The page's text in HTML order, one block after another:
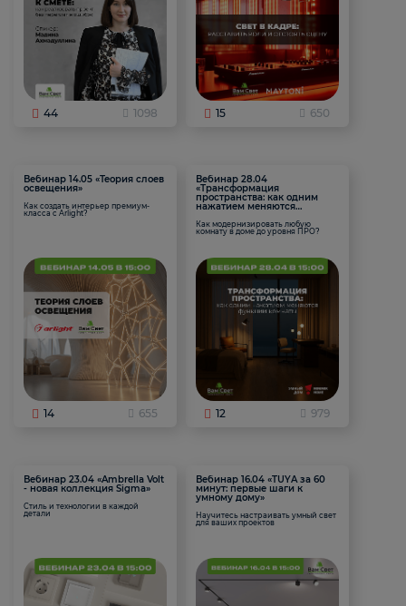
44 1098 15 650
Вебинар 14.05 «Теория слоев
освещения»
Как создать интерьер премиум-
класса с Arlight?
14 655
Вебинар 28.04
«Трансформация
пространства: как одним
нажатием меняются
Как модернизировать любую
комнату в доме до уровня ПРО?
12 979
Вебинар 23.04 «Ambrella Volt
- новая коллекция Sigma»
Стиль и технологии в каждой
детали
Вебинар 16.04 «TUYA за 60
минут: первые шаги к
умному дому»
Научитесь настраивать умный свет
для ваших проектов